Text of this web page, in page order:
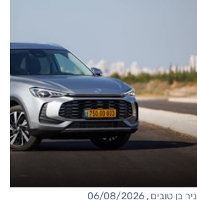
ניר בן טובים , 06/08/2026